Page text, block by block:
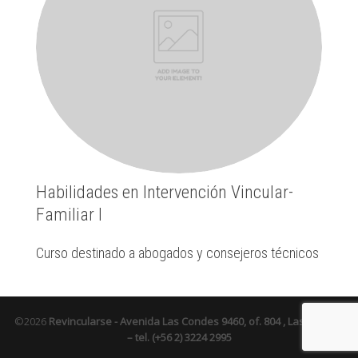
Habilidades en Intervención Vincular-
Familiar I
Curso destinado a abogados y consejeros técnicos
©2026Revincularse -Avenida Las Condes 9460, of. 804 , Las Condes
– tel. (+56 2) 3224 2995